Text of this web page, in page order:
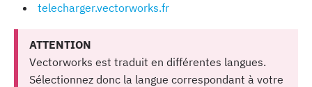
telecharger.vectorworks.fr
ATTENTION
Vectorworks est traduit en différentes langues.
Sélectionnez donc la langue correspondant à votre